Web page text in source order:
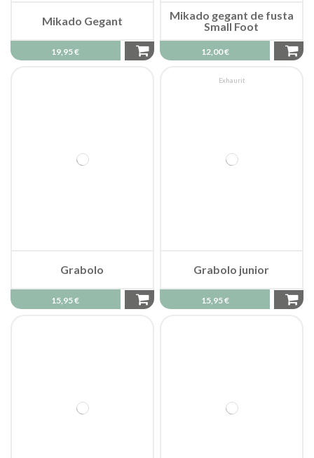
Mikado Gegant
19,95 €
Mikado gegant de fusta
Small Foot
12,00 €
Grabolo
15,95 €
Exhaurit
Grabolo junior
15,95 €